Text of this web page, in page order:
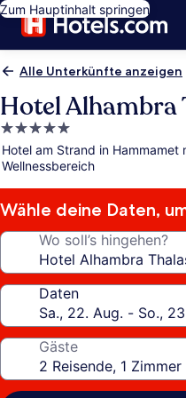
Zum Hauptinhalt springen
Alle Unterkünfte anzeigen
Hotel Alhambra
5.0-
Sterne-
Unterkunft
Hotel am Strand in
Wellnessbereich
Wähle deine Daten,
Wo soll’s hingehen?
Daten
Gäste